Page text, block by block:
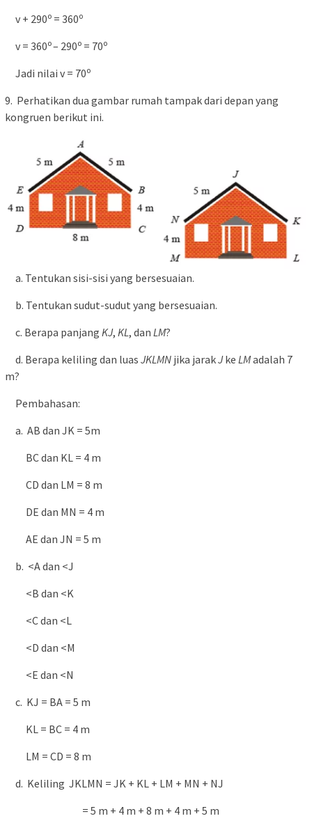
v + 290o = 360o
v = 360o– 290o = 70o
Jadi nilai v = 70o
9. Perhatikan dua gambar rumah tampak dari depan yang
kongruen berikut ini.
a. Tentukan sisi-sisi yang bersesuaian.
b. Tentukan sudut-sudut yang bersesuaian.
c. Berapa panjang KJ, KL, dan LM?
d. Berapa keliling dan luas JKLMN jika jarakJke LMadalah 7
m?
Pembahasan:
a. AB dan JK = 5m
BC dan KL = 4 m
CD dan LM = 8 m
DE dan MN = 4 m
AE dan JN = 5 m
b. <A dan <J
<B dan <K
<C dan <L
<D dan <M
<E dan <N
c. KJ = BA = 5 m
KL = BC = 4 m
LM = CD = 8 m
d. Keliling JKLMN = JK + KL + LM + MN + NJ
= 5 m + 4 m + 8 m + 4 m + 5 m